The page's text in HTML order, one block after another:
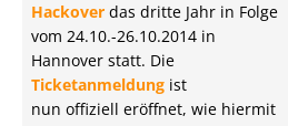
Hackover das dritte Jahr in Folge
vom 24.10.-26.10.2014 in
Hannover statt. Die
Ticketanmeldung ist
nun offiziell eröffnet, wie hiermit